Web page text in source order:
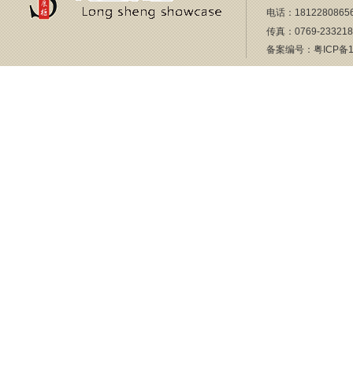
电话：
传真：0769-
备案编号： 粤ICP备